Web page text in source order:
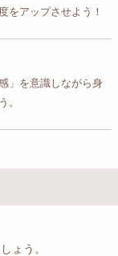
をアップさせよう！
」を意識しながら身
。
ょう。